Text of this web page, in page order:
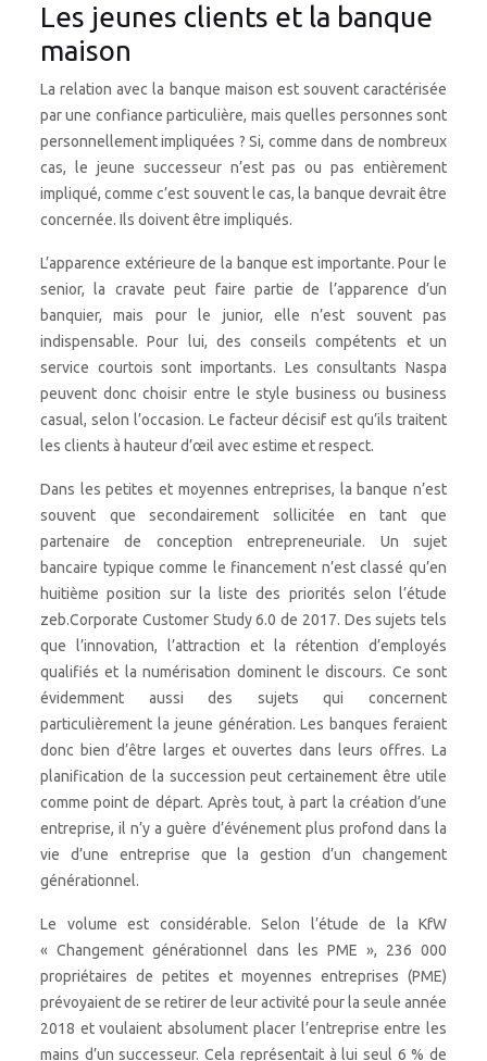
Les jeunes clients et la banque
maison
La relation avec la banque maison est souvent caractérisée
par une confiance particulière, mais quelles personnes sont
personnellement impliquées ? Si, comme dans de nombreux
cas, le jeune successeur n’est pas ou pas entièrement
impliqué, comme c’est souvent le cas, la banque devrait être
concernée. Ils doivent être impliqués.
L’apparence extérieure de la banque est importante. Pour le
senior, la cravate peut faire partie de l’apparence d’un
banquier, mais pour le junior, elle n’est souvent pas
indispensable. Pour lui, des conseils compétents et un
service courtois sont importants. Les consultants Naspa
peuvent donc choisir entre le style business ou business
casual, selon l’occasion. Le facteur décisif est qu’ils traitent
les clients à hauteur d’œil avec estime et respect.
Dans les petites et moyennes entreprises, la banque n’est
souvent que secondairement sollicitée en tant que
partenaire de conception entrepreneuriale. Un sujet
bancaire typique comme le financement n’est classé qu’en
huitième position sur la liste des priorités selon l’étude
zeb.Corporate Customer Study 6.0 de 2017. Des sujets tels
que l’innovation, l’attraction et la rétention d’employés
qualifiés et la numérisation dominent le discours. Ce sont
évidemment aussi des sujets qui concernent
particulièrement la jeune génération. Les banques feraient
donc bien d’être larges et ouvertes dans leurs offres. La
planification de la succession peut certainement être utile
comme point de départ. Après tout, à part la création d’une
entreprise, il n’y a guère d’événement plus profond dans la
vie d’une entreprise que la gestion d’un changement
générationnel.
Le volume est considérable. Selon l’étude de la KfW
« Changement générationnel dans les PME », 236 000
propriétaires de petites et moyennes entreprises (PME)
prévoyaient de se retirer de leur activité pour la seule année
2018 et voulaient absolument placer l’entreprise entre les
mains d’un successeur. Cela représentait à lui seul 6 % de